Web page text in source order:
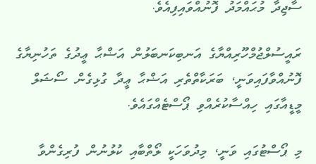
ސާޖިދާ މުޙައްމަދު ފޮނުއްވައިފިއެވެ.
ރައީސުލްޖުމްހޫރިއްޔާގެ އަނބިކަނބަލުން އަޟްޙާ ޢީދުގެ ތަހުނިޔާގެ
ފޮނުއްވާފައިވަނީ، ބަރަކާތްތެރި އަޟްޙާ ޢީދާ ގުޅިގެން ސޯޝަލް
މީޑީއާގައި ހިއްސާކުރެއްވި ޕޯސްޓެއްގައެވެ.
މި ޕޯސްޓުގައި ވަނީ، މިދުވަހަކީ ލޯތްބާއި ކުލުނުން ފުރިގެންވާ